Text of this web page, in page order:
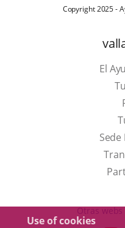
Use of cookies
Copyright 2025 -
El
Otras